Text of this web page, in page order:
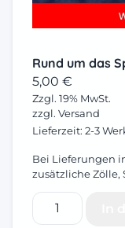
Rund um das
5,00 €
Zzgl. 19% MwSt.
zzgl. Versand
Lieferzeit: 2-3
Bei Lieferungen
zusätzliche Zölle,
Rund
um